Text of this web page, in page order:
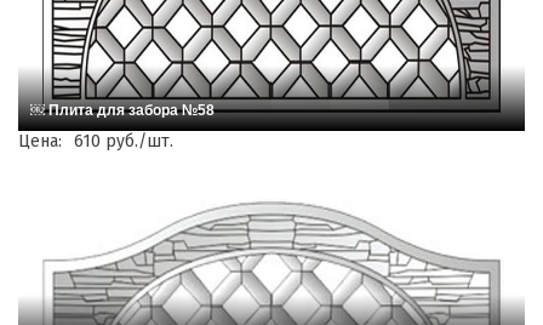
￼ Плита для забора №58
Цена: 610 руб./шт.